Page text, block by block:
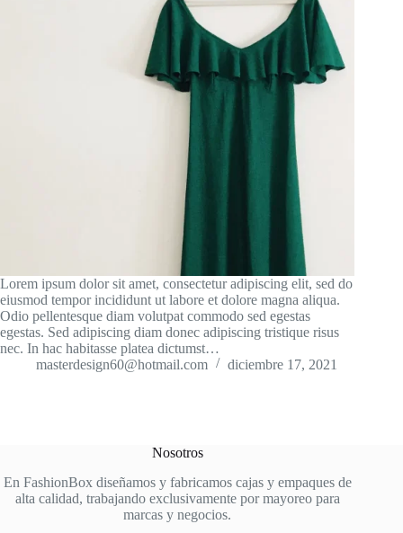
Lorem ipsum dolor sit amet, consectetur adipiscing elit, sed do
eiusmod tempor incididunt ut labore et dolore magna aliqua.
Odio pellentesque diam volutpat commodo sed egestas
egestas. Sed adipiscing diam donec adipiscing tristique risus
nec. In hac habitasse platea dictumst…
masterdesign60@hotmail.com
diciembre 17, 2021
Nosotros
En FashionBox diseñamos y fabricamos cajas y empaques de
alta calidad, trabajando exclusivamente por mayoreo para
marcas y negocios.